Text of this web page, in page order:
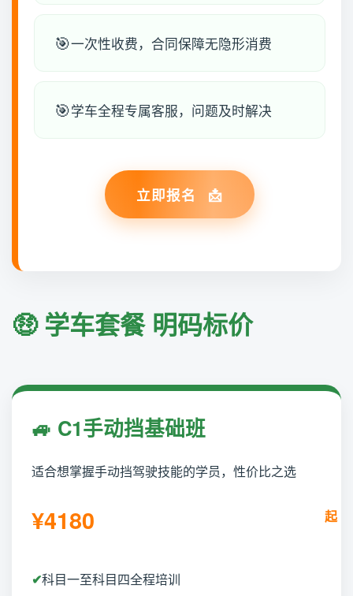
一次性收费，合同保障无隐形消费
学车全程专属客服，问题及时解决
立即报名
🤑 学车套餐 明码标价
🚙 C1手动挡基础班
适合想掌握手动挡驾驶技能的学员，性价比之选
¥4180
科目一至科目四全程培训